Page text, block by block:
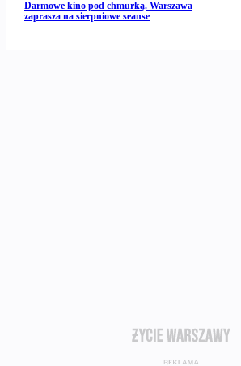
Darmowe kino pod chmurką. Warszawa
zaprasza na sierpniowe seanse